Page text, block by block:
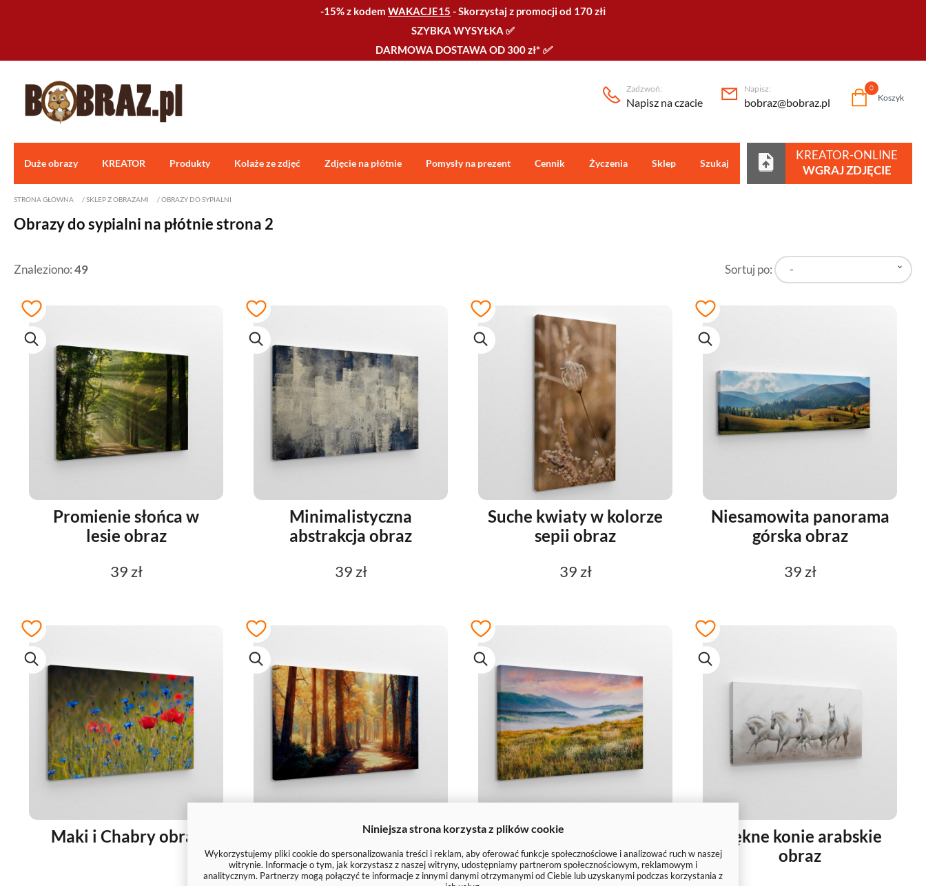
-15% z kodem WAKACJE15 -Skorzystaj z promocji od 170 złℹ️
SZYBKA WYSYŁKA ✅
DARMOWA DOSTAWA OD 300 zł* ✅
Zadzwoń:
Napisz na czacie
Napisz:
bobraz@bobraz.pl Koszyk
0
Duże obrazy KREATOR Produkty Kolaże ze zdjęć Zdjęcie na płótnie Pomysły na prezent Cennik Życzenia Sklep Szukaj Centrum pomocy
KREATOR-ONLINE
WGRAJ ZDJĘCIE
STRONA GŁÓWNA /SKLEP Z OBRAZAMI /OBRAZY DO SYPIALNI
Obrazy do sypialni na płótnie strona 2
Znaleziono:49 Sortuj po: -
Promienie słońca w
lesie obraz
39 zł
Minimalistyczna
abstrakcja obraz
39 zł
Suche kwiaty w kolorze
sepii obraz
39 zł
Niesamowita panorama
górska obraz
39 zł
Maki i Chabry obraz
Spektakularna jesienna
sceneria leśna obraz
Rosa na górskiej łące
obraz
Piękne konie arabskie
obraz
Niniejsza strona korzysta z plików cookie
Wykorzystujemy pliki cookie do spersonalizowania treści i reklam, aby oferować funkcje społecznościowe i analizować ruch w naszej
witrynie. Informacje o tym, jak korzystasz z naszej witryny, udostępniamy partnerom społecznościowym, reklamowym i
analitycznym. Partnerzy mogą połączyć te informacje z innymi danymi otrzymanymi od Ciebie lub uzyskanymi podczas korzystania z